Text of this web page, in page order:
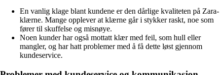
En vanlig klage blant kundene er den dårlige kvaliteten på Zara-
klærne. Mange opplever at klærne går i stykker raskt, noe som
fører til skuffelse og misnøye.
Noen kunder har også mottatt klær med feil, som hull eller
mangler, og har hatt problemer med å få dette løst gjennom
kundeservice.